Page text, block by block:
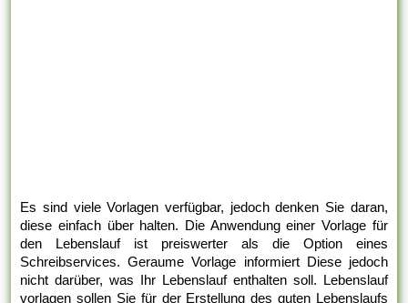
Es sind viele Vorlagen verfügbar, jedoch denken Sie daran,
diese einfach über halten. Die Anwendung einer Vorlage für
den Lebenslauf ist preiswerter als die Option eines
Schreibservices. Geraume Vorlage informiert Diese jedoch
nicht darüber, was Ihr Lebenslauf enthalten soll. Lebenslauf
vorlagen sollen Sie für der Erstellung des guten Lebenslaufs